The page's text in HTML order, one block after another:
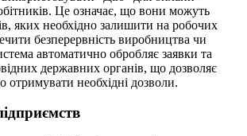
Це означає, що вони можуть
яких необхідно залишити на робочих
безперервність виробництва чи
автоматично обробляє заявки та
державних органів, що дозволяє
отримувати необхідні дозволи.